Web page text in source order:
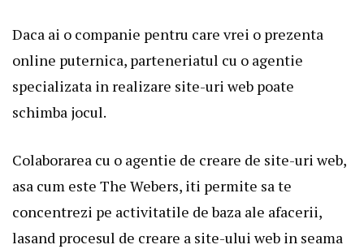
Daca ai o companie pentru care vrei o prezenta
online puternica, parteneriatul cu o agentie
specializata in realizare site-uri web poate
schimba jocul.
Colaborarea cu o agentie de creare de site-uri web,
asa cum este The Webers, iti permite sa te
concentrezi pe activitatile de baza ale afacerii,
lasand procesul de creare a site-ului web in seama